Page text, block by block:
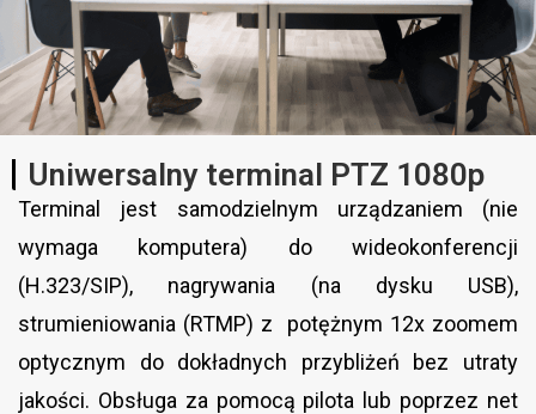
Uniwersalny terminal PTZ 1080p
Terminal jest samodzielnym urządzaniem (nie
wymaga komputera) do wideokonferencji
(H.323/SIP), nagrywania (na dysku USB),
strumieniowania (RTMP) z potężnym 12x zoomem
optycznym do dokładnych przybliżeń bez utraty
jakości. Obsługa za pomocą pilota lub poprzez net